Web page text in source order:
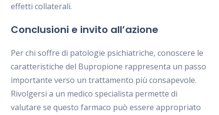
effetti collaterali.
Conclusioni e invito all’azione
Per chi soffre di patologie psichiatriche, conoscere le
caratteristiche del Bupropione rappresenta un passo
importante verso un trattamento più consapevole.
Rivolgersi a un medico specialista permette di
valutare se questo farmaco può essere appropriato